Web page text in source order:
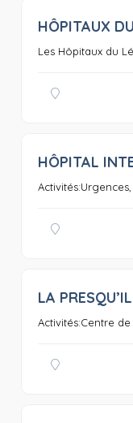
HÔPITAUX
Les Hôpitaux du
HÔPITAL
LA
Activités:Centre de